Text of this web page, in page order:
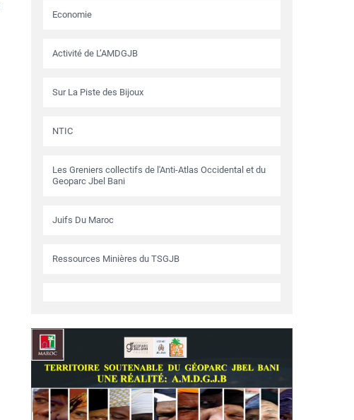
Economie
Activité de L’AMDGJB
Sur La Piste des Bijoux
NTIC
Les Greniers collectifs de l'Anti-Atlas Occidental et du
Geoparc Jbel Bani
Juifs Du Maroc
Ressources Minières du TSGJB